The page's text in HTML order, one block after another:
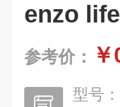
enzo
参考价：
型号：